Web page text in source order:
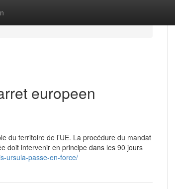
europeen
du territoire de l’UE. La procédure du mandat
doit intervenir en principe dans les 90 jours
ursula-passe-en-force/